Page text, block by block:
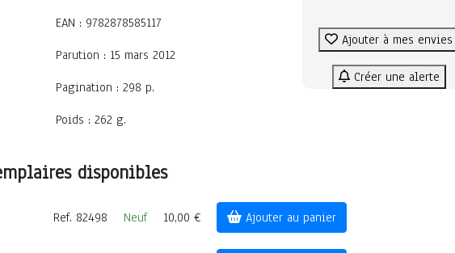
EAN : 9782878585117
Parution : 15 mars 2012
Pagination : 298 p.
Poids : 262 g.
Ajouter à mes envies
Créer une alerte
disponibles
Ref. 82498 Neuf 10,00 € Ajouter au panier